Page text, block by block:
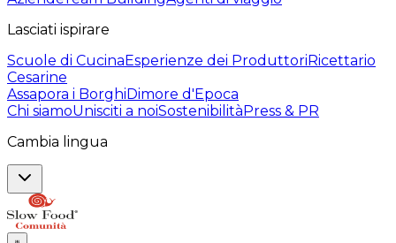
Lasciati ispirare
Scuole di CucinaEsperienze dei ProduttoriRicettario
Cesarine
Assapora i BorghiDimore d'Epoca
Chi siamoUnisciti a noiSostenibilitàPress & PR
Cambia lingua